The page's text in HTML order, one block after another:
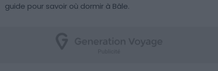
guide pour savoir où dormir à Bâle.